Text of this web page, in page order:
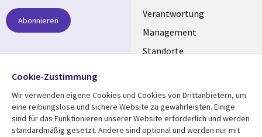
links
GERMANY
Verantwortung
Management
Standorte
Abonnieren
Folgen Sie uns
Social
Media
GERMANY
Cookie-Zustimmung
Wir verwenden eigene Cookies und Cookies von Drittanbietern, um
eine reibungslose und sichere Website zu gewährleisten. Einige
sind für das Funktionieren unserer Website erforderlich und werden
standardmäßig gesetzt. Andere sind optional und werden nur mit